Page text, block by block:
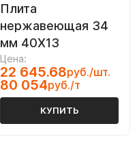
Плита
нержавеющая 34
мм 40Х13
Цена:
22 645.68руб./шт.
80 054руб./т
КУПИТЬ